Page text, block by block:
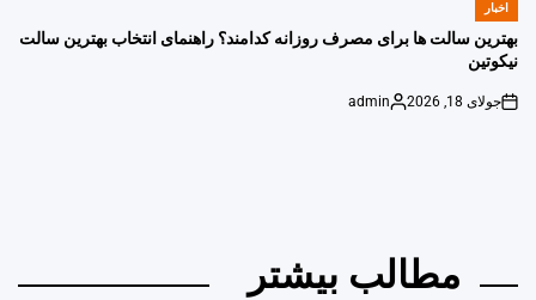
POSTED
اخبار
بهترین سالت ها برای مصرف روزانه کدامند؟ راهنمای انتخاب بهترین سالت
نیکوتین
on
جولای 18, 2026
Posted
admin
مطالب بیشتر